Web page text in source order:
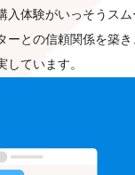
入体験がいっそうスム
ーとの信頼関係を築
しています。